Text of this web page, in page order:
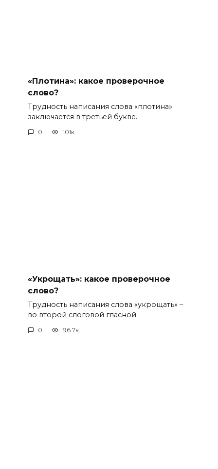
«Плотина»: какое проверочное
слово?
Трудность написания слова «плотина»
заключается в третьей букве.
0 101к.
«Укрощать»: какое проверочное
слово?
Трудность написания слова «укрощать» –
во второй слоговой гласной.
0 96.7к.